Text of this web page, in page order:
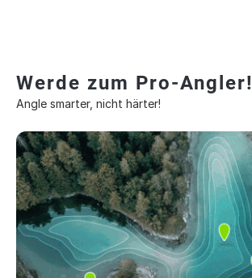
Werde zum Pro-Angler!
Angle smarter, nicht härter!